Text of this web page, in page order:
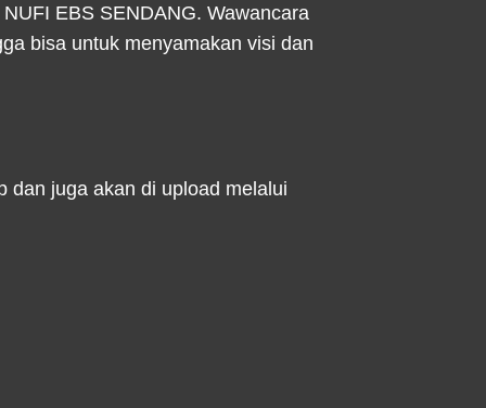
EBS SENDANG. Wawancara
bisa untuk menyamakan visi dan
dan juga akan di upload melalui